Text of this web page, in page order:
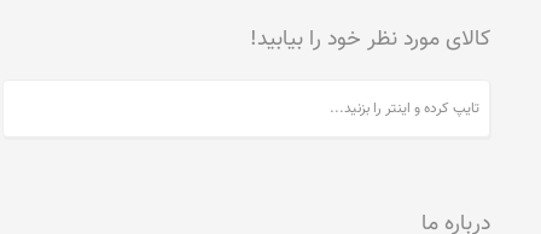
کالای مورد نظر خود را بیابید!
درباره ما